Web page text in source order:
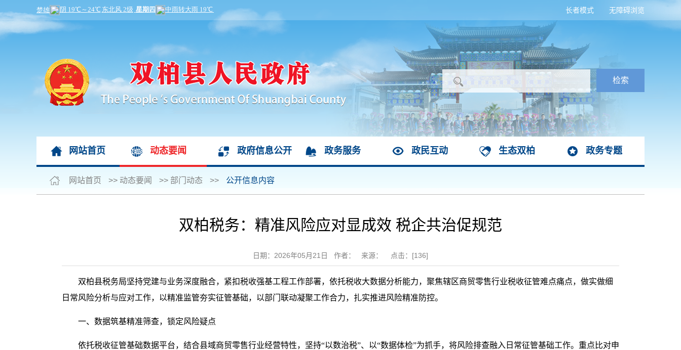
无障碍浏览
长者模式
网站首页 动态要闻 政府信息公开 政务服务 政民互动 生态双柏 政务专题
网站首页 >> 动态要闻 >> 部门动态 >> 公开信息内容
双柏税务：精准风险应对显成效 税企共治促规范
日期：2026年05月21日 作者： 来源： 点击：[136]
双柏县税务局坚持党建与业务深度融合，紧扣税收强基工程工作部署，依托税收大数据分析能力，聚焦辖区商贸零售行业税收征管难点痛点，做实做细
日常风险分析与应对工作，以精准监管夯实征管基础，以部门联动凝聚工作合力，扎实推进风险精准防控。
一、数据筑基精准筛查，锁定风险疑点
依托税收征管基础数据平台，结合县域商贸零售行业经营特性，坚持“以数治税”、以“数据体检”为抓手，将风险排查融入日常征管基础工作。重点比对申